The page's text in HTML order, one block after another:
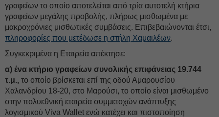
γραφείων το οποίο αποτελείται από τρία αυτοτελή κτήρια
γραφείων μεγάλης προβολής, πλήρως μισθωμένα με
μακροχρόνιες μισθωτικές συμβάσεις. Επιβεβαιώνονται έτσι,
πληροφορίες που μετέδωσε η στήλη Χαμαιλέων.
Συγκεκριμένα η Εταιρεία απέκτησε:
α) ένα κτήριο γραφείων συνολικής επιφάνειας 19.744
τ.μ., το οποίο βρίσκεται επί της οδού Αμαρουσίου
Χαλανδρίου 18-20, στο Μαρούσι, το οποίο είναι μισθωμένο
στην πολυεθνική εταιρεία συμμετοχών ανάπτυξης
λογισμικού Viva Wallet ενώ κατέχει και πιστοποίηση